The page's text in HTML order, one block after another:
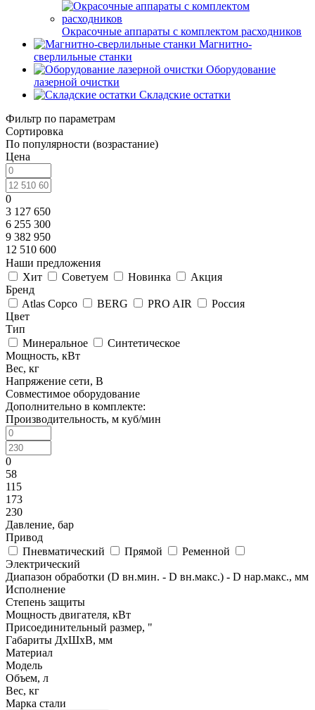
Окрасочные аппараты с комплектом расходников
Магнитно-
сверлильные станки
Оборудование
лазерной очистки
Складские остатки
Фильтр по параметрам
Сортировка
По популярности (возрастание)
Цена
0
3 127 650
6 255 300
9 382 950
12 510 600
Наши предложения
Хит
Советуем Новинка
Акция
Бренд
Atlas Copco
BERG PRO AIR
Россия
Цвет
Тип
Минеральное
Синтетическое
Мощность, кВт
Вес, кг
Напряжение сети, В
Совместимое оборудование
Дополнительно в комплекте:
Производительность, м куб/мин
0
58
115
173
230
Давление, бар
Привод
Пневматический
Прямой
Ременной
Электрический
Диапазон обработки (D вн.мин. - D вн.макс.) - D нар.макс., мм
Исполнение
Степень защиты
Мощность двигателя, кВт
Присоединительный размер, "
Габариты ДхШхВ, мм
Материал
Модель
Объем, л
Вес, кг
Марка стали